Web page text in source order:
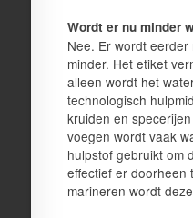
Wordt er nu minder
Nee. Er wordt
minder. Het etiket
alleen wordt het
technologisch
kruiden en
voegen wordt vaak
hulpstof gebruikt om
effectief er doorheen
marineren wordt